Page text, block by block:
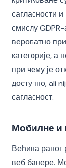
сагласности и
смислу
вероватно
категорије, а
при чему је
доступно, ali
сагласност.
Мобилне и
Већина
веб банере.